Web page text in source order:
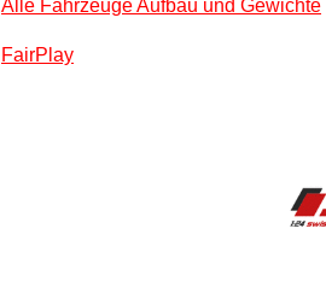
Alle Fahrzeuge Aufbau und Gewichte
FairPlay